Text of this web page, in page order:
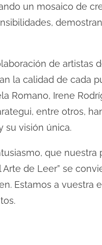
un mosaico de
de artistas
la calidad de cada
Romano, Irene
entre otros,
su visión única.
que nuestra
de Leer” se
Estamos a vuestra